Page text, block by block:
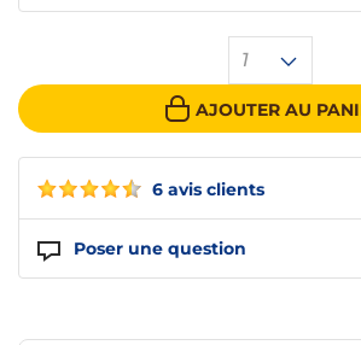
6 avis clients
Poser une question
1
AJOUTER AU